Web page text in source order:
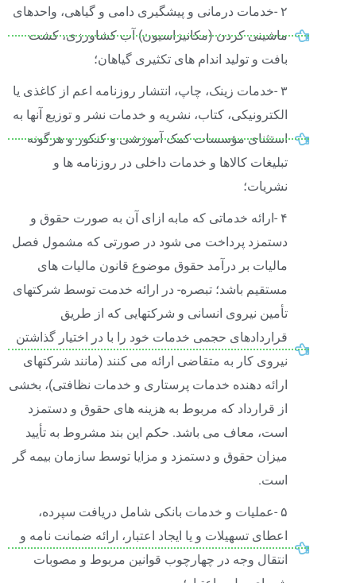
۲ -خدمات درمانی و پیشگیری دامی و گیاهی، واحدهای
ماشینی کردن (مکانیزاسیون) آب کشاورزی، کشت
بافت و تولید اندام های تکثیری گیاهان؛
۳ -خدمات زینک، چاپ، انتشار روزنامه اعم از کاغذی یا
الکترونیکی، کتاب، نشریه و خدمات نشر و توزیع آنها به
استثنای مؤسسات کمک آموزشی و کنکور و هرگونه
تبلیغات کالاها و خدمات داخلی در روزنامه ها و
نشریات؛
۴ -ارائه خدماتی که مابه ازای آن به صورت حقوق و
دستمزد پرداخت می شود در صورتی که مشمول فصل
مالیات بر درآمد حقوق موضوع قانون مالیات های
مستقیم باشد؛ تبصره- در ارائه خدمت توسط شرکتهای
تأمین نیروی انسانی و شرکتهایی که از طریق
قراردادهای حجمی خدمات خود را با در اختیار گذاشتن
نیروی کار به متقاضی ارائه می کنند (مانند شرکتهای
ارائه دهنده خدمات پرستاری و خدمات نظافتی)، بخشی
از قرارداد که مربوط به هزینه های حقوق و دستمزد
است، معاف می باشد. حکم این بند مشروط به تأیید
میزان حقوق و دستمزد و مزایا توسط سازمان بیمه گر
است.
۵ -عملیات و خدمات بانکی شامل دریافت سپرده،
اعطای تسهیلات و یا ایجاد اعتبار، ارائه ضمانت نامه و
انتقال وجه در چهارچوب قوانین مربوط و مصوبات